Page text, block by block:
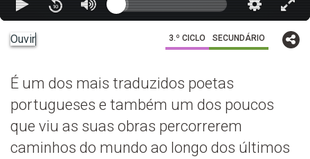
Ouvir 3.º CICLO SECUNDÁRIO
É um dos mais traduzidos poetas
portugueses e também um dos poucos
que viu as suas obras percorrerem
caminhos do mundo ao longo dos últimos